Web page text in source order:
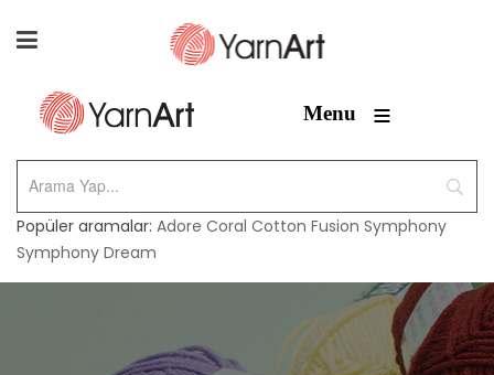
Menu ≡
Popüler aramalar: Adore Coral Cotton Fusion Symphony
Symphony Dream